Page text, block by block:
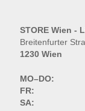
STORE Wien -
Breitenfurter
1230 Wien
MO–DO:
FR:
SA: